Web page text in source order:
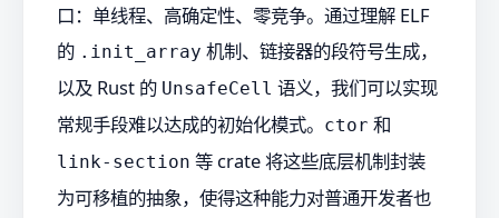
口：单线程、高确定性、零竞争。通过理解 ELF
的 .init_array 机制、链接器的段符号生成，
以及 Rust 的 UnsafeCell 语义，我们可以实现
常规手段难以达成的初始化模式。 ctor 和
link-section 等 crate 将这些底层机制封装
为可移植的抽象，使得这种能力对普通开发者也